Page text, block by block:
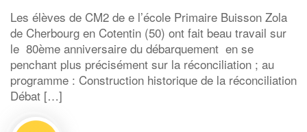
Les élèves de CM2 de e l’école Primaire Buisson Zola
de Cherbourg en Cotentin (50) ont fait beau travail sur
le 80ème anniversaire du débarquement en se
penchant plus précisément sur la réconciliation ; au
programme : Construction historique de la réconciliation
Débat […]